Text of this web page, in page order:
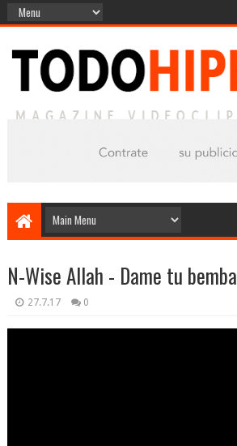
N-Wise Allah - Dame tu bemba
27.7.17 0